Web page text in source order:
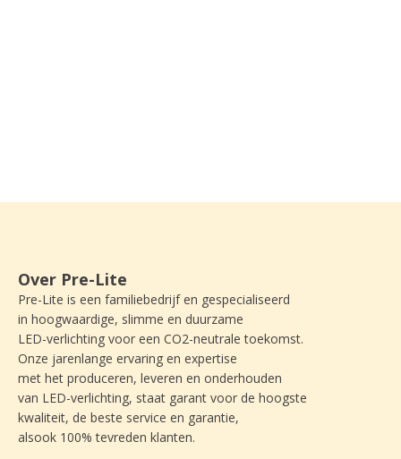
Over Pre-Lite
Pre-Lite is een familiebedrijf en gespecialiseerd
in hoogwaardige, slimme en duurzame
LED-verlichting voor een CO2-neutrale toekomst.
Onze jarenlange ervaring en expertise
met het produceren, leveren en onderhouden
van LED-verlichting, staat garant voor de hoogste
kwaliteit, de beste service en garantie,
alsook 100% tevreden klanten.